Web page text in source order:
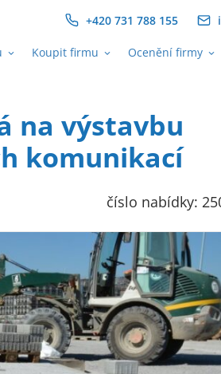
+420 731 788 155
Koupit firmu Ocenění firmy
na výstavbu
komunikací
číslo nabídky: